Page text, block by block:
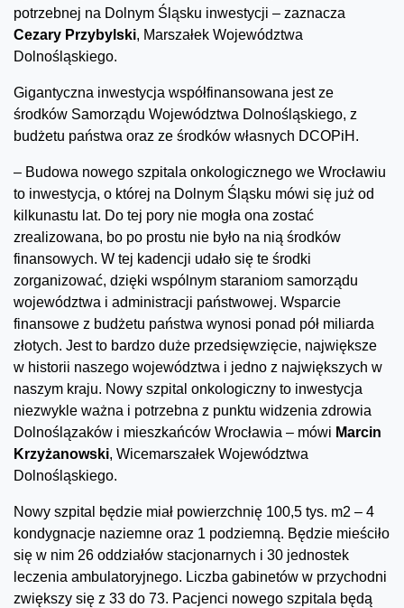
potrzebnej na Dolnym Śląsku inwestycji – zaznacza
Cezary Przybylski, Marszałek Województwa
Dolnośląskiego.
Gigantyczna inwestycja współfinansowana jest ze
środków Samorządu Województwa Dolnośląskiego, z
budżetu państwa oraz ze środków własnych DCOPiH.
– Budowa nowego szpitala onkologicznego we Wrocławiu
to inwestycja, o której na Dolnym Śląsku mówi się już od
kilkunastu lat. Do tej pory nie mogła ona zostać
zrealizowana, bo po prostu nie było na nią środków
finansowych. W tej kadencji udało się te środki
zorganizować, dzięki wspólnym staraniom samorządu
województwa i administracji państwowej. Wsparcie
finansowe z budżetu państwa wynosi ponad pół miliarda
złotych. Jest to bardzo duże przedsięwzięcie, największe
w historii naszego województwa i jedno z największych w
naszym kraju. Nowy szpital onkologiczny to inwestycja
niezwykle ważna i potrzebna z punktu widzenia zdrowia
Dolnoślązaków i mieszkańców Wrocławia – mówi Marcin
Krzyżanowski, Wicemarszałek Województwa
Dolnośląskiego.
Nowy szpital będzie miał powierzchnię 100,5 tys. m2 – 4
kondygnacje naziemne oraz 1 podziemną. Będzie mieściło
się w nim 26 oddziałów stacjonarnych i 30 jednostek
leczenia ambulatoryjnego. Liczba gabinetów w przychodni
zwiększy się z 33 do 73. Pacjenci nowego szpitala będą